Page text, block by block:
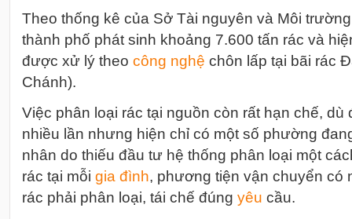
Theo thống kê của Sở Tài nguyên và Môi
thành phố phát sinh khoảng 7.600 tấn rác và
được xử lý theo công nghệ chôn lấp tại bãi rác
Chánh).
Việc phân loại rác tại nguồn còn rất hạn chế, dù
nhiều lần nhưng hiện chỉ có một số phường
nhân do thiếu đầu tư hệ thống phân loại một
rác tại mỗi gia đình, phương tiện vận chuyển có
rác phải phân loại, tái chế đúng yêu cầu.